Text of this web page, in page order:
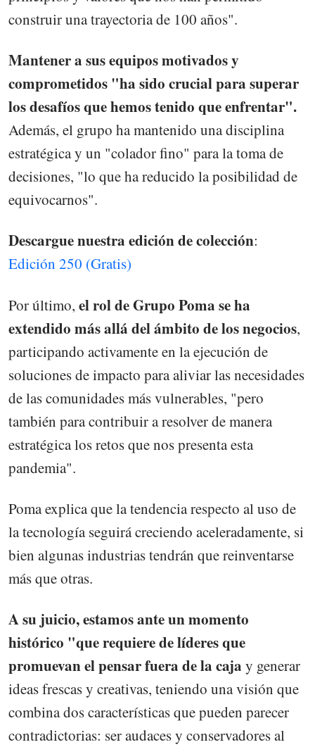
construir una trayectoria de 100 años".
Mantener a sus equipos motivados y
comprometidos "ha sido crucial para superar
los desafíos que hemos tenido que enfrentar".
Además, el grupo ha mantenido una disciplina
estratégica y un "colador fino" para la toma de
decisiones, "lo que ha reducido la posibilidad de
equivocarnos".
Descargue nuestra edición de colección:
Edición 250 (Gratis)
Por último, el rol de Grupo Poma se ha
extendido más allá del ámbito de los negocios,
participando activamente en la ejecución de
soluciones de impacto para aliviar las necesidades
de las comunidades más vulnerables, "pero
también para contribuir a resolver de manera
estratégica los retos que nos presenta esta
pandemia".
Poma explica que la tendencia respecto al uso de
la tecnología seguirá creciendo aceleradamente, si
bien algunas industrias tendrán que reinventarse
más que otras.
A su juicio, estamos ante un momento
histórico "que requiere de líderes que
promuevan el pensar fuera de la caja y generar
ideas frescas y creativas, teniendo una visión que
combina dos características que pueden parecer
contradictorias: ser audaces y conservadores al